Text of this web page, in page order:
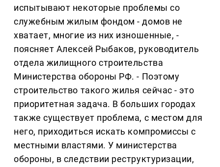
испытывают некоторые проблемы со
служебным жилым фондом - домов не
хватает, многие из них изношенные, -
поясняет Алексей Рыбаков, руководитель
отдела жилищного строительства
Министерства обороны РФ. - Поэтому
строительство такого жилья сейчас - это
приоритетная задача. В больших городах
также существует проблема, с местом для
него, приходиться искать компромиссы с
местными властями. У министерства
обороны, в следствии реструктуризации,